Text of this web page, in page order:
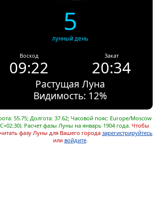
5
лунный день
Восход
09:22
Закат
20:34
Растущая Луна
Видимость: 12%
55.75; Долгота: 37.62; Часовой пояс: Europe/Moscow
Расчет фазы Луны на январь 1904 года. Чтобы
фазу Луны для Вашего города зарегистрируйтесь
или войдите.